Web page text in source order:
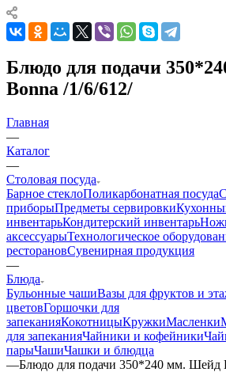
Блюдо для подачи
Bonna /1/6/612/
Главная
—
Каталог
—
Столовая посуда
Барное стеклоПоликарбонатная посуда
приборыПредметы сервировки
инвентарьКондитерский инвентарь
аксессуарыТехнологическое
ресторановСувенирная продукция
—
Блюда
Бульонные чашиВазы для фруктов и
цветовГоршочки для
запеканияКокотницыКружкиМасленки
для запеканияЧайники и кофейники
парыЧашиЧашки и блюдца
—Блюдо для подачи 350*240 мм. Шейд